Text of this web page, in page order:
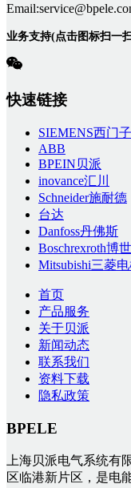
业务支持(点击图标扫一扫
快速链接
SIEMENS西门子
ABB
BPEIN贝派
inovance汇川
Schneider施耐德
台达
Danfoss丹佛斯
Boschrexroth博
Mitsubishi三菱
首页
产品服务
关于贝派
新闻动态
联系我们
资料下载
隐私政策
BPELE
上海贝派电气系统有
区临港新片区，是电